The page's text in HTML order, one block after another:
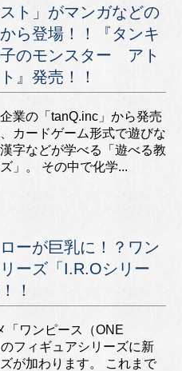
ト」がマンガなどの
ら登場！！『タンキ
のモンスター アト
』発売！！
業の「tanQ.inc」から発売
カードゲーム形式で遊びな
字などが学べる「遊べる教
」。 その中で化学...
ーが巨乳に！？ワン
ーズ「I.R.Oシリー
！
「ワンピース（ONE
フィギュアシリーズに新
が加わります。 これまで